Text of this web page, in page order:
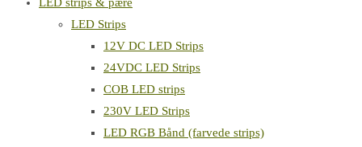
LED Strips
12V DC LED Strips
24VDC LED Strips
COB LED strips
230V LED Strips
LED RGB Bånd (farvede strips)